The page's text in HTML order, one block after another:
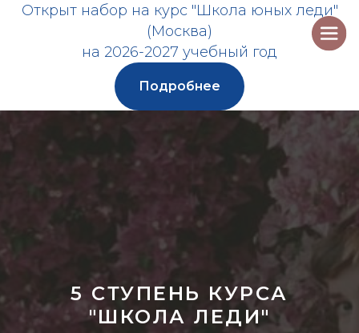
Открыт набор на курс "Школа юных леди"
(Москва)
на 2026-2027 учебный год
Подробнее
5 СТУПЕНЬ КУРСА
"ШКОЛА ЛЕДИ"